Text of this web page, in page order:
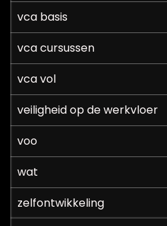
vca basis
vca cursussen
vca vol
veiligheid op de werkvloer
voo
wat
zelfontwikkeling